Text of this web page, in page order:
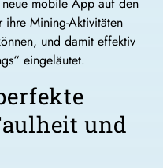
Mining-Aktivitäten
und damit effektiv
eingeläutet.
und